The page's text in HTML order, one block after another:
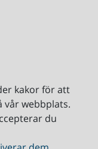
kakor för att
vår webbplats.
du